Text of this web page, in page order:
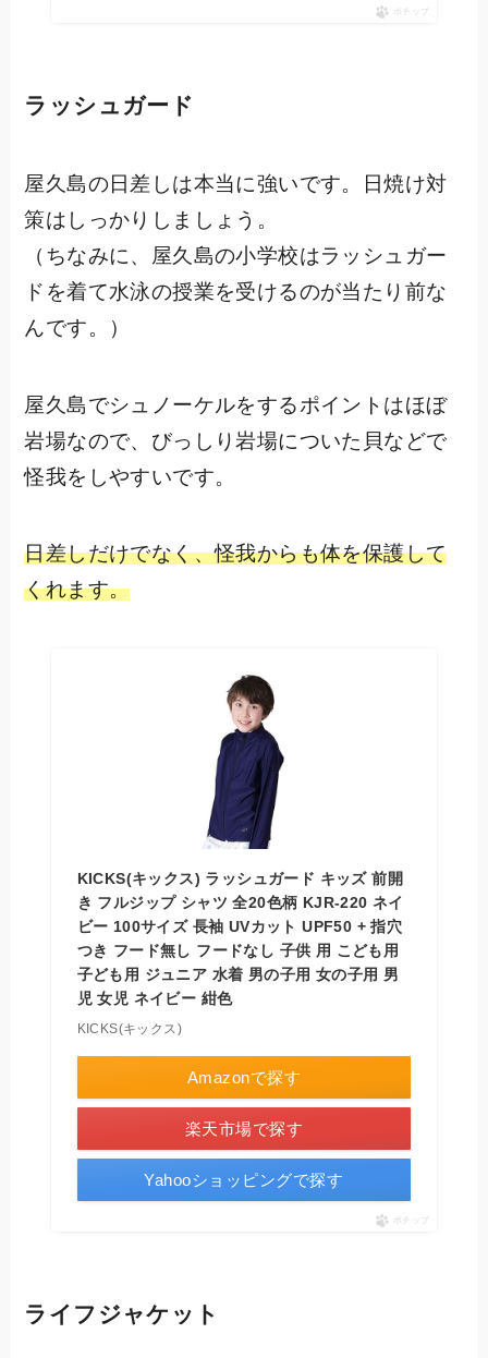
ポチップ
ラッシュガード
屋久島の日差しは本当に強いです。日焼け対
策はしっかりしましょう。
（ちなみに、屋久島の小学校はラッシュガー
ドを着て水泳の授業を受けるのが当たり前な
んです。）
屋久島でシュノーケルをするポイントはほぼ
岩場なので、びっしり岩場についた貝などで
怪我をしやすいです。
日差しだけでなく、怪我からも体を保護して
くれます。
KICKS(キックス) ラッシュガード キッズ 前開
き フルジップ シャツ 全20色柄 KJR-220 ネイ
ビー 100サイズ 長袖 UVカット UPF50 + 指穴
つき フード無し フードなし 子供 用 こども用
子ども用 ジュニア 水着 男の子用 女の子用 男
児 女児 ネイビー 紺色
KICKS(キックス)
Amazonで探す
楽天市場で探す
Yahooショッピングで探す
ポチップ
ライフジャケット